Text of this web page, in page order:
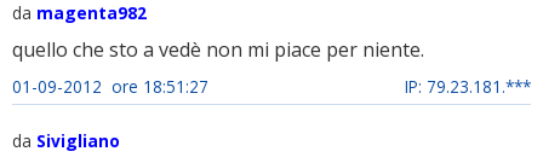
da magenta982
quello che sto a vedè non mi piace per niente.
01-09-2012 ore 18:51:27 IP: 79.23.181.***
da Sivigliano